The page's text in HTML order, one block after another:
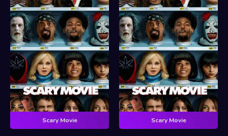
Scary Movie Scary Movie